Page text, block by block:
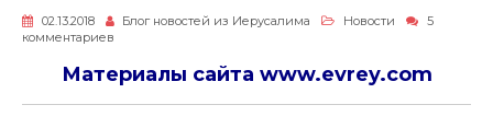
02.13.2018 Блог новостей из Иерусалима Новости
5
комментариев
Драматические
последствия
молчания
Материалы сайта www.evrey.com